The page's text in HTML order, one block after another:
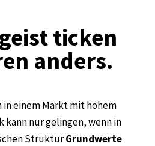
ticken
anders.
in einem Markt mit hohem
nur gelingen, wenn in
StrukturGrundwerte